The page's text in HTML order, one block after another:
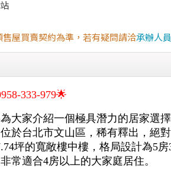
屋買賣契約為準，若有疑問請洽承辦人員